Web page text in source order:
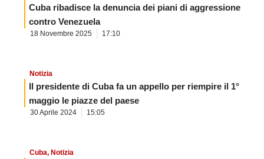
Cuba ribadisce la denuncia dei piani di aggressione
contro Venezuela
18 Novembre 2025 17:10
Notizia
Il presidente di Cuba fa un appello per riempire il 1°
maggio le piazze del paese
30 Aprile 2024 15:05
Cuba, Notizia